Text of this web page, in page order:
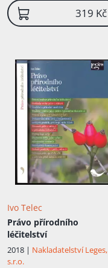
319 Kč
Ivo Telec
Právo přírodního
léčitelství
2018 | Nakladatelství Leges,
s.r.o.